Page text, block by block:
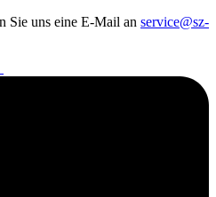
Sie uns eine E-Mail an service@sz-